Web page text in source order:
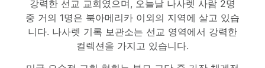
강력한 선교 교회였으며, 오늘날 나사렛 사람 2명
중 거의 1명은 북아메리카 이외의 지역에 살고 있습
니다. 나사렛 기록 보관소는 선교 영역에서 강력한
컬렉션을 가지고 있습니다.